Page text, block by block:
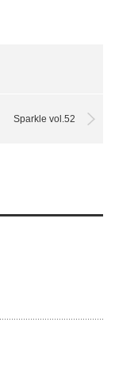
Sparkle vol.52